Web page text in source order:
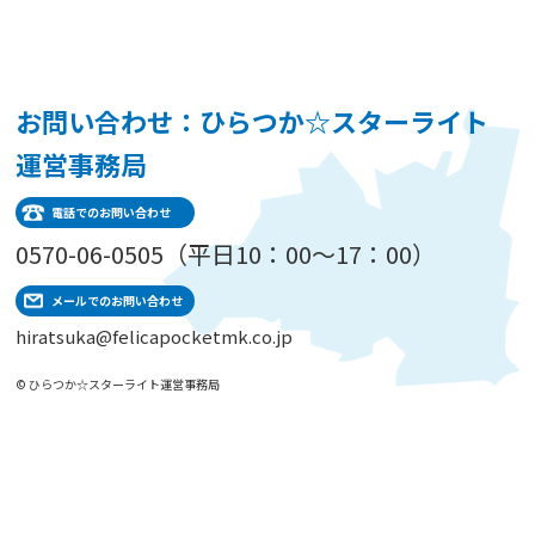
お問い合わせ：ひらつか☆スターライト
運営事務局
電話でのお問い合わせ
0570-06-0505（平日10：00～17：00）
メールでのお問い合わせ
hiratsuka@felicapocketmk.co.jp
© ひらつか☆スターライト運営事務局